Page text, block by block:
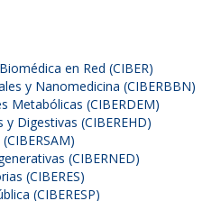
en Red (CIBER)
y Nanomedicina (CIBERBBN)
Metabólicas (CIBERDEM)
Digestivas (CIBEREHD)
(CIBERNED)
(CIBERES)
(CIBERESP)